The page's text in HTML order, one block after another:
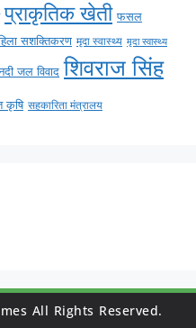
प्राकृतिक खेती फसल
सशक्तिकरण मृदा स्वास्थ्य मृदा स्वास्थ्य
जल विवाद शिवराज सिंह
कृषि सहकारिता मंत्रालय
All Rights Reserved.